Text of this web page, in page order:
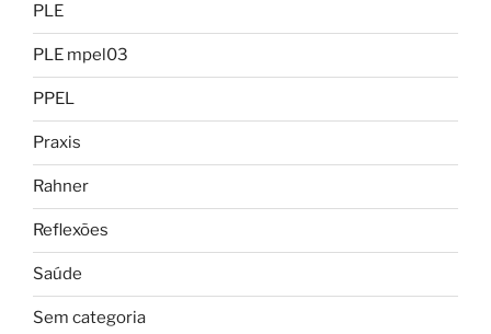
PLE
PLE mpel03
PPEL
Praxis
Rahner
Reflexões
Saúde
Sem categoria